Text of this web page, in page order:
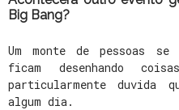
Big Bang?
Um monte de pessoas se
ficam desenhando
particularmente duvida
algum dia.